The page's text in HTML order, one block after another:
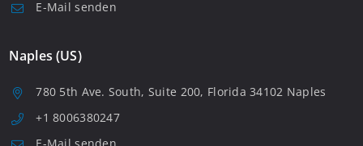
E-Mail senden
Naples (US)
780 5th Ave. South, Suite 200, Florida 34102 Naples
+1 8006380247
E-Mail senden